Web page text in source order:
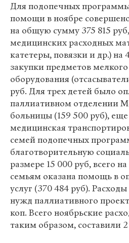
Для подопечных
помощи в ноябре
на общую сумму 375 815
медицинских расходных
катетеры, повязки и др.) на
закупки предметов
оборудования
руб. Для трех детей было
паллиативном отделении
больницы (159 500 руб),
медицинская
семей подопечных
благотворительную
размере 15 000 руб, всего
семьям оказана помощь в
услуг (370 484 руб).
нужд паллиативного
коп. Всего ноябрьские
таким образом, составили